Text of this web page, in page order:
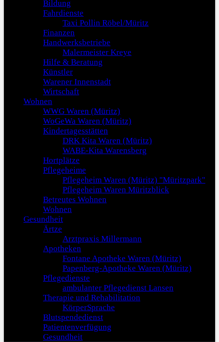
Bildung
Fahrdienste
Taxi Pollin Röbel/Müritz
Finanzen
Handwerksbetriebe
Malermeister Kreye
Hilfe & Beratung
Künstler
Warener Innenstadt
Wirtschaft
Wohnen
WWG Waren (Müritz)
WoGeWa Waren (Müritz)
Kindertagesstätten
DRK Kita Waren (Müritz)
WABE-Kita Warensberg
Hortplätze
Pflegeheime
Pflegeheim Waren (Müritz) "Müritzpark"
Pflegeheim Waren Müritzblick
Betreutes Wohnen
Wohnen
Gesundheit
Ärtze
Arztpraxis Millermann
Apotheken
Fontane Apotheke Waren (Müritz)
Papenberg-Apotheke Waren (Müritz)
Pflegedienste
ambulanter Pflegedienst Lansen
Therapie und Rehabilitation
KörperSprache
Blutspendedienst
Patientenverfügung
Gesundheit